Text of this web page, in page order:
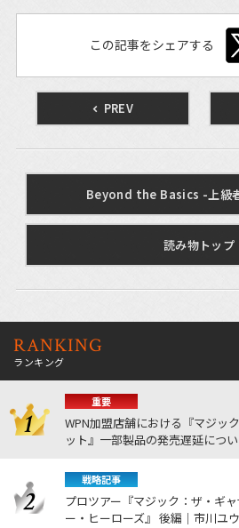
この記事をシェアする
PREV
Beyond the Basics -上級
読み物トップ
RANKING
ランキング
重要
WPN加盟店舗における『マジッ
ット』一部製品の発売遅延につ
戦略記事
プロツアー『マジック：ザ・ギ
ー・ヒーローズ』 後編｜市川ユ